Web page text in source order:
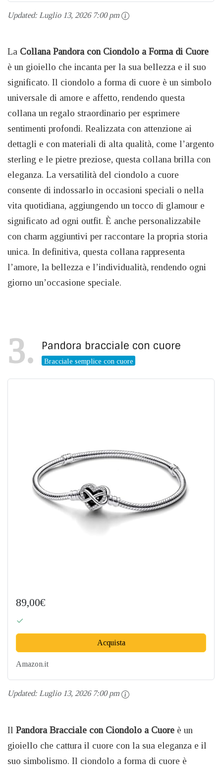
Updated: Luglio 13, 2026 7:00 pm
La Collana Pandora con Ciondolo a Forma di Cuore
è un gioiello che incanta per la sua bellezza e il suo
significato. Il ciondolo a forma di cuore è un simbolo
universale di amore e affetto, rendendo questa
collana un regalo straordinario per esprimere
sentimenti profondi. Realizzata con attenzione ai
dettagli e con materiali di alta qualità, come l’argento
sterling e le pietre preziose, questa collana brilla con
eleganza. La versatilità del ciondolo a cuore
consente di indossarlo in occasioni speciali o nella
vita quotidiana, aggiungendo un tocco di glamour e
significato ad ogni outfit. È anche personalizzabile
con charm aggiuntivi per raccontare la propria storia
unica. In definitiva, questa collana rappresenta
l’amore, la bellezza e l’individualità, rendendo ogni
giorno un’occasione speciale.
3 Pandora bracciale con cuore
Bracciale semplice con cuore
89,00€
Acquista
Amazon.it
Updated: Luglio 13, 2026 7:00 pm
Il Pandora Bracciale con Ciondolo a Cuore è un
gioiello che cattura il cuore con la sua eleganza e il
suo simbolismo. Il ciondolo a forma di cuore è